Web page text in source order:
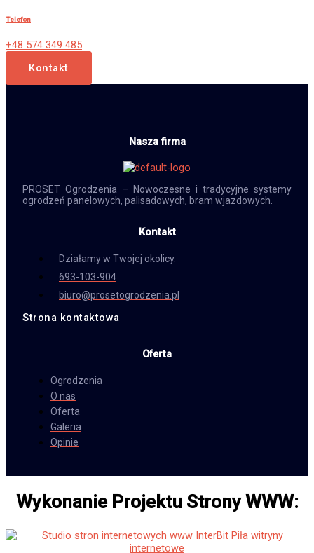
Telefon
+48 574 349 485
Kontakt
Nasza firma
PROSET Ogrodzenia – Nowoczesne i tradycyjne systemy
ogrodzeń panelowych, palisadowych, bram wjazdowych.
Kontakt
Działamy w Twojej okolicy.
693-103-904
biuro@prosetogrodzenia.pl
Strona kontaktowa
Oferta
Ogrodzenia
O nas
Oferta
Galeria
Opinie
Wykonanie Projektu Strony WWW: